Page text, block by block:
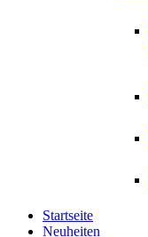
Startseite
Neuheiten